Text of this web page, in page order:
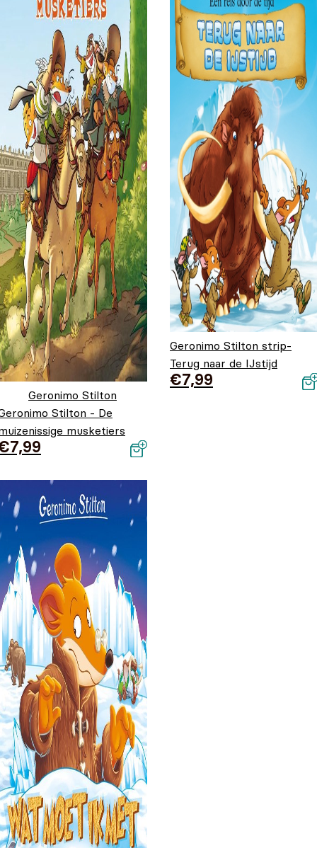
Geronimo Stilton
Stilton - De
musketiers
7,99
Geronimo Stilton strip-
Terug naar de IJstijd
€7,99